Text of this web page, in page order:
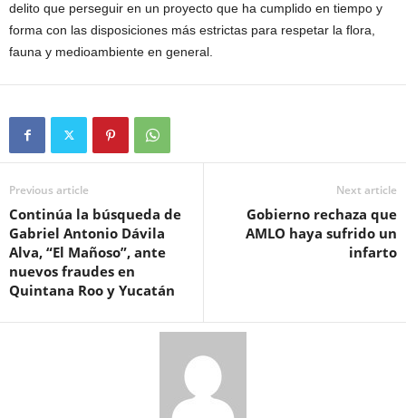
delito que perseguir en un proyecto que ha cumplido en tiempo y
forma con las disposiciones más estrictas para respetar la flora,
fauna y medioambiente en general.
Previous article
Continúa la búsqueda de
Gabriel Antonio Dávila
Alva, “El Mañoso”, ante
nuevos fraudes en
Quintana Roo y Yucatán
Next article
Gobierno rechaza que
AMLO haya sufrido un
infarto